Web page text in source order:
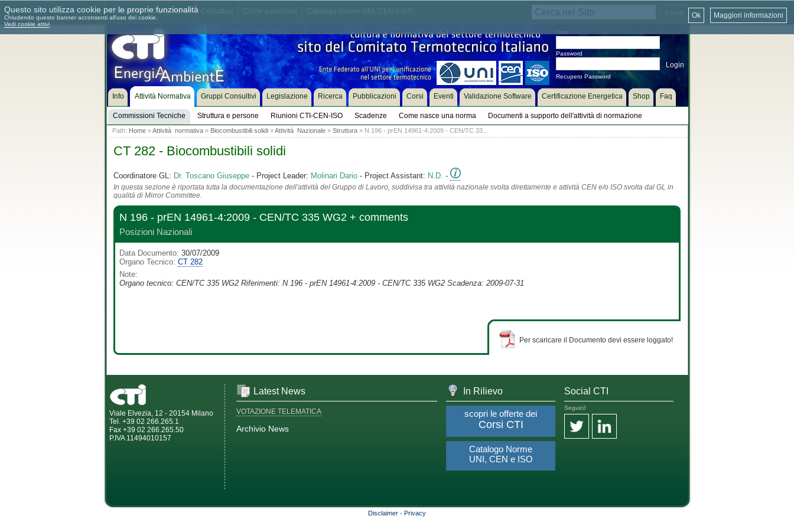
Chi siamo Dove siamo
Password
Recupero Password
Info Attività Normativa
Commissioni Tecniche Struttura e persone Riunioni CTI-CEN-ISO Scadenze Come nasce una norma Documenti a supporto dell'attività di normazione
Gruppi Consultivi Legislazione Ricerca Pubblicazioni Corsi Eventi Validazione Software Certificazione Energetica Shop Faq
Path: Home»Attività normativa» Biocombustibili solidi»Attività Nazionale» Struttura» N 196 - prEN 14961-4:2009 - CEN/TC 33...
CT 282 - Biocombustibili solidi
Coordinatore GL: Dr. Toscano Giuseppe- Project Leader: Molinari Dario- Project Assistant: N.D. -
In questa sezione è riportata tutta la documentazione dell'attività del Gruppo di Lavoro, suddivisa tra attività nazionale svolta direttamente e attività CEN e/o ISO svolta dal GL in
qualità di Mirror Committee.
N 196 - prEN 14961-4:2009 - CEN/TC 335 WG2 + comments
Posizioni Nazionali
Data Documento: 30/07/2009
Organo Tecnico: CT 282
Note:
Organo tecnico: CEN/TC 335 WG2 Riferimenti: N 196 - prEN 14961-4:2009 - CEN/TC 335 WG2 Scadenza: 2009-07-31
Per scaricare il Documento devi essere loggato!
Viale Elvezia, 12 - 20154 Milano
Tel. +39 02 266.265.1
Fax +39 02 266.265.50
P.IVA 11494010157
Latest News
VOTAZIONE TELEMATICA
Archivio News
In Rilievo
scopri le offerte dei
Corsi CTI
Catalogo Norme
UNI, CEN e ISO
Social CTI
Seguici!
Disclaimer - Privacy
Questo sito utilizza cookie per le proprie funzionalità
Chiudendo questo banner acconsenti all'uso dei cookie.
Vedi cookie attivi
Maggiori informazioni
Ok